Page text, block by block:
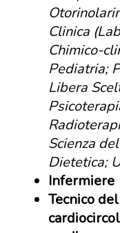
Clinica
Chimico-
Pediatria;
Libera
Scienza
Dietetica;
Infermiere
Tecnico